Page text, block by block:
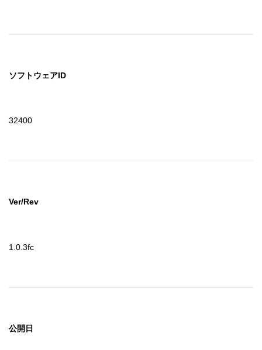
ソフトウェアID
32400
Ver/Rev
1.0.3fc
公開日